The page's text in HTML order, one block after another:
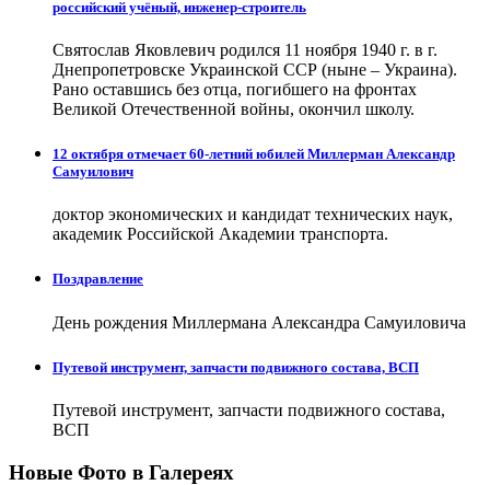
российский учёный, инженер-строитель
Святослав Яковлевич родился 11 ноября 1940 г. в г.
Днепропетровске Украинской ССР (ныне – Украина).
Рано оставшись без отца, погибшего на фронтах
Великой Отечественной войны, окончил школу.
12 октября отмечает 60-летний юбилей Миллерман Александр
Самуилович
доктор экономических и кандидат технических наук,
академик Российской Академии транспорта.
Поздравление
День рождения Миллермана Александра Самуиловича
Путевой инструмент, запчасти подвижного состава, ВСП
Путевой инструмент, запчасти подвижного состава,
ВСП
Новые Фото в Галереях